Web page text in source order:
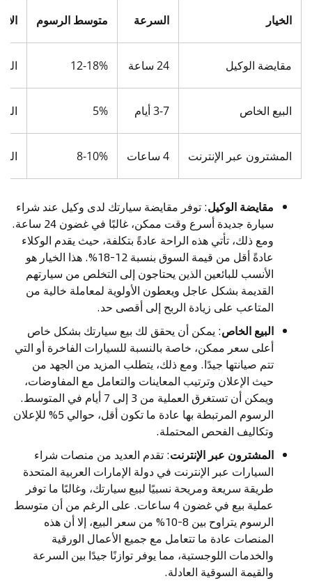
الخيار السرعة متوسط الرسوم
مقايضة الوكيل 24 ساعة 12-18%
البيع الخاص 3-7 أيام 5%
المشترون عبر الإنترنت 4 ساعات 8-10%
مقايضة الوكيل: توفر مقايضة سيارتك لدى وكيل عند شراء
سيارة جديدة أسرع وقت ممكن، غالبًا في غضون 24 ساعة.
ومع ذلك، تأتي هذه الراحة عادةً بتكلفة، حيث يقدم الوكلاء
عادةً أقل من قيمة السوق بنسبة 12-18%. هذا الخيار هو
الأنسب للبائعين الذين يحتاجون إلى التخلص من سيارتهم
القديمة بشكل عاجل ويعطون الأولوية لمعاملة خالية من
المتاعب على زيادة الربح إلى أقصى حد.
البيع الخاص: يمكن أن يحقق لك بيع سيارتك بشكل خاص
أعلى سعر ممكن، خاصة بالنسبة للسيارات الفاخرة أو التي
تتم صيانتها جيدًا. ومع ذلك، يتطلب المزيد من الجهد من
حيث الإعلان وترتيب المعاينات والتعامل مع المفاوضات،
ويمكن أن تستغرق العملية من 3 إلى 7 أيام في المتوسط.
الرسوم المرتبطة بها عادة ما تكون أقل، حوالي 5% للإعلان
وتكاليف الفحص المحتملة.
المشترون عبر الإنترنت: تقدم العديد من منصات شراء
السيارات عبر الإنترنت في دولة الإمارات العربية المتحدة
طريقة سريعة ومريحة نسبيًا لبيع سيارتك، وغالبًا ما توفر
عملية بيع في غضون 4 ساعات. على الرغم من أن متوسط
الرسوم يتراوح بين 8-10% من سعر البيع، إلا أن هذه
المنصات عادة ما تتعامل مع جميع الأعمال الورقية
والخدمات اللوجستية، مما يوفر توازنًا جيدًا بين السرعة
والقيمة السوقية العادلة.